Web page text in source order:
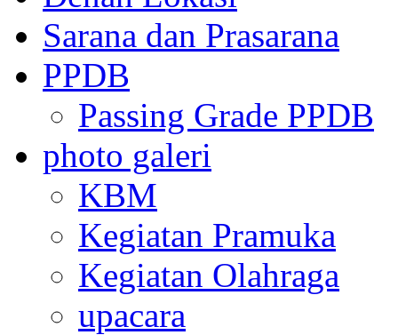
Sarana dan Prasarana
PPDB
Passing Grade PPDB
photo galeri
KBM
Kegiatan Pramuka
Kegiatan Olahraga
upacara